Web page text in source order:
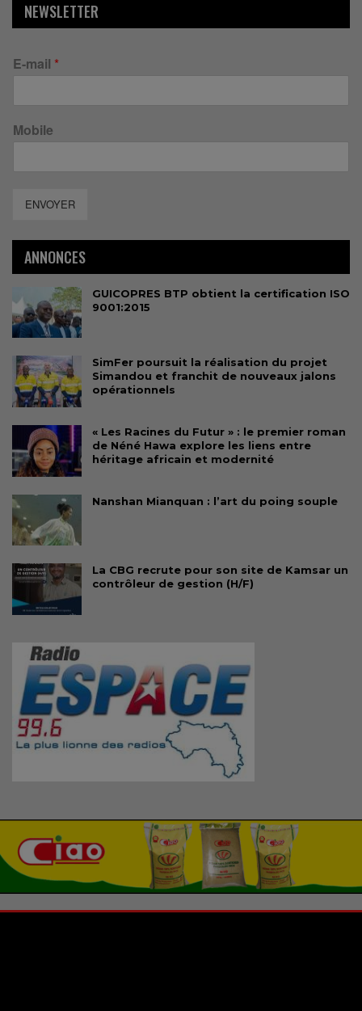
NEWSLETTER
E-mail *
Mobile
ENVOYER
ANNONCES
GUICOPRES BTP obtient la certification ISO
9001:2015
SimFer poursuit la réalisation du projet
Simandou et franchit de nouveaux jalons
opérationnels
« Les Racines du Futur » : le premier roman
de Néné Hawa explore les liens entre
héritage africain et modernité
Nanshan Mianquan : l’art du poing souple
La CBG recrute pour son site de Kamsar un
contrôleur de gestion (H/F)